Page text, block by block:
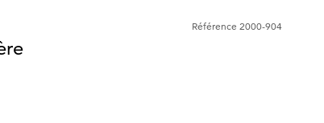
Référence 2000-904